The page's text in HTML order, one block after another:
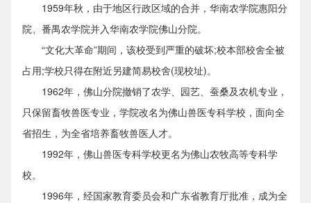
1959年秋，由于地区行政区域的合并，华南农学院惠阳分
院、番禺农学院并入华南农学院佛山分院。
“文化大革命”期间，该校受到严重的破坏;校本部校舍全被
占用;学校只得在附近另建简易校舍(现校址)。
1962年，佛山分院撤销了农学、园艺、蚕桑及农机专业，
只保留畜牧兽医专业，学院改名为佛山兽医专科学校，面向全
省招生，为全省培养畜牧兽医人才。
1992年，佛山兽医专科学校更名为佛山农牧高等专科学
校。
1996年，经国家教育委员会和广东省教育厅批准，成为全